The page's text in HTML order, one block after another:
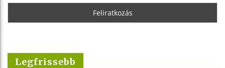
Legfrissebb